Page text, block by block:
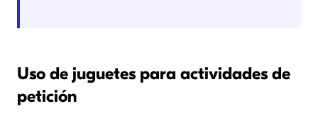
Uso de juguetes para actividades de
petición